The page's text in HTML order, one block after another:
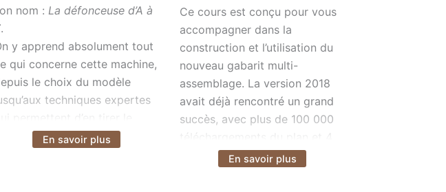
nom : La défonceuse d’A à
.
y apprend absolument tout
qui concerne cette machine,
le choix du modèle
techniques expertes
plein potentiel.
Voir plusEn savoir plus
Ce cours est conçu pour vous accompagner
Ce cours est conçu pour vous
accompagner dans la
construction et l’utilisation du
nouveau gabarit multi-
assemblage. La version 2018
avait déjà rencontré un grand
succès, avec plus de 100 000
téléchargements du plan et 4
000 gabarits fabriqués. Ce
Voir plusEn savoir plus